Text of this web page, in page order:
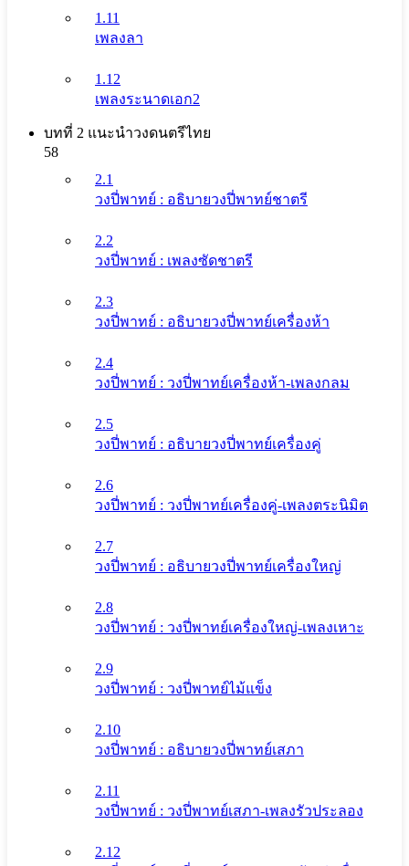
1.11
เพลงลา
1.12
เพลงระนาดเอก2
บทที่ 2 แนะนําวงดนตรีไทย
58
2.1
วงปี่พาทย์ : อธิบายวงปี่พาทย์ชาตรี
2.2
วงปี่พาทย์ : เพลงซัดชาตรี
2.3
วงปี่พาทย์ : อธิบายวงปี่พาทย์เครื่องห้า
2.4
วงปี่พาทย์ : วงปี่พาทย์เครื่องห้า-เพลงกลม
2.5
วงปี่พาทย์ : อธิบายวงปี่พาทย์เครื่องคู่
2.6
วงปี่พาทย์ : วงปี่พาทย์เครื่องคู่-เพลงตระนิมิต
2.7
วงปี่พาทย์ : อธิบายวงปี่พาทย์เครื่องใหญ่
2.8
วงปี่พาทย์ : วงปี่พาทย์เครื่องใหญ่-เพลงเหาะ
2.9
วงปี่พาทย์ : วงปี่พาทย์ไม้แข็ง
2.10
วงปี่พาทย์ : อธิบายวงปี่พาทย์เสภา
2.11
วงปี่พาทย์ : วงปี่พาทย์เสภา-เพลงรัวประลอง
2.12